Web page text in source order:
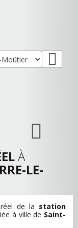
À
LE-
de la station
à ville de Saint-